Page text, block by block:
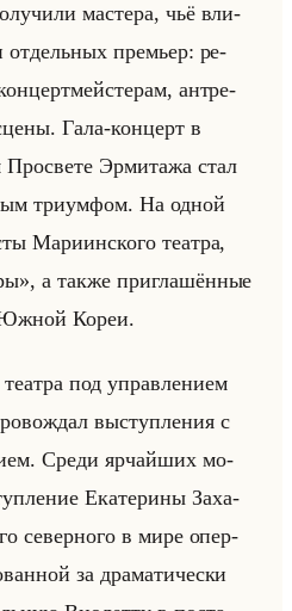
ма­сте­ра, чьё вли­
от­дельных пре­мьер: ре­
ан­тре­
Гала-кон­церт в
Эр­ми­та­жа стал
три­ум­фом. На одной
Ма­ри­ин­ско­го те­ат­ра,
а также при­гла­шён­ные
Кореи.
под управ­ле­ни­ем
вы­ступ­ле­ния с
Среди яр­чайших мо­
Ека­те­ри­ны За­ха­
се­вер­но­го в мире опер­
за дра­ма­ти­че­ски